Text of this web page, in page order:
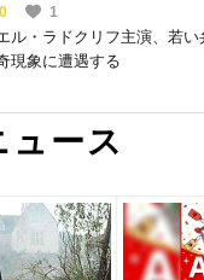
1
ル・ラドクリフ主演、若い
現象に遭遇する
ュース